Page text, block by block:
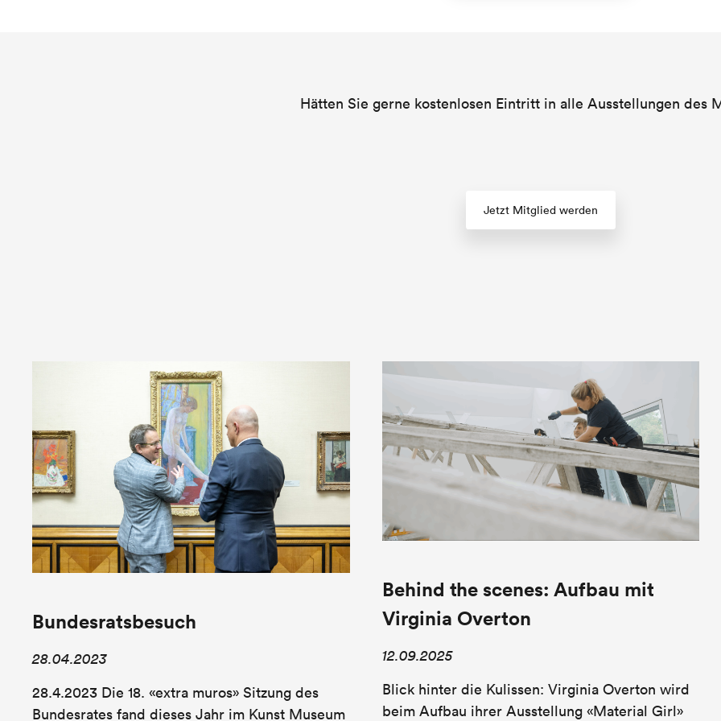
Hätten Sie gerne kostenlosen Eintritt in alle Ausstellungen des
Jetzt Mitglied werden
Bundesratsbesuch
28.04.2023
28.4.2023 Die 18. «extra muros» Sitzung des
Bundesrates fand dieses Jahr im Kunst Museum
Behind the scenes: Aufbau mit
Virginia Overton
12.09.2025
Blick hinter die Kulissen: Virginia Overton wird
beim Aufbau ihrer Ausstellung «Material Girl»